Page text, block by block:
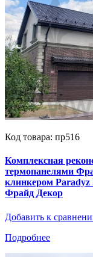
Код товара: пр516
Комплексная
термопанелями
клинкером
Фрайд Декор
Добавить к
Подробнее